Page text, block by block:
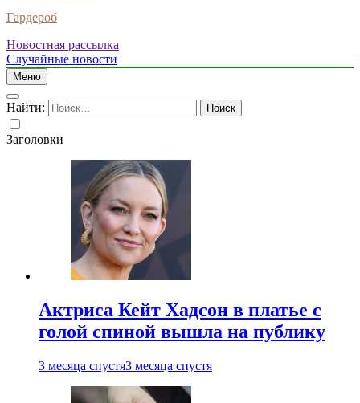
Гардероб
Новостная рассылка
Случайные новости
Меню
Найти:
Заголовки
Актриса Кейт Хадсон в платье с
голой спиной вышла на публику
3 месяца спустя3 месяца спустя